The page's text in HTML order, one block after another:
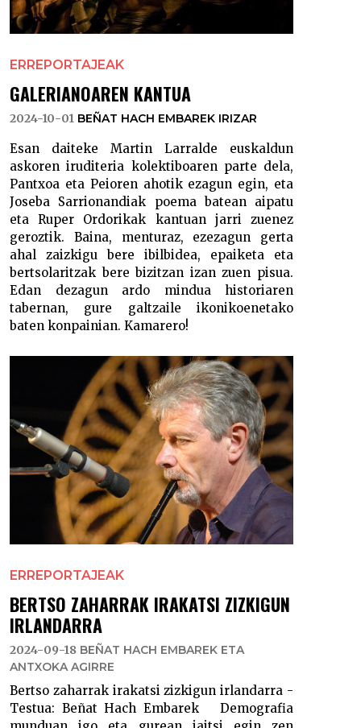
ERREPORTAJEAK
GALERIANOAREN KANTUA
2024-10-01 BEÑAT HACH EMBAREK IRIZAR
Esan daiteke Martin Larralde euskaldun
askoren iruditeria kolektiboaren parte dela,
Pantxoa eta Peioren ahotik ezagun egin, eta
Joseba Sarrionandiak poema batean aipatu
eta Ruper Ordorikak kantuan jarri zuenez
geroztik. Baina, menturaz, ezezagun gerta
ahal zaizkigu bere ibilbidea, epaiketa eta
bertsolaritzak bere bizitzan izan zuen pisua.
Edan dezagun ardo mindua historiaren
tabernan, gure galtzaile ikonikoenetako
baten konpainian. Kamarero!
ERREPORTAJEAK
BERTSO ZAHARRAK IRAKATSI ZIZKIGUN
IRLANDARRA
2024-09-18 BEÑAT HACH EMBAREK ETA
ANTXOKA AGIRRE
Bertso zaharrak irakatsi zizkigun irlandarra -
Testua: Beñat Hach Embarek Demografia